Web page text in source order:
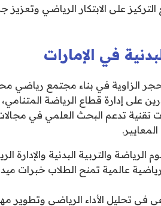
على الابتكار الرياضي وتعزيز
في الإمارات
حجر الزاوية في بناء مجتمع رياضي
إدارة قطاع الرياضة المتنامي،
تقنية تدعم البحث العلمي في
والتربية البدنية والإدارة
عالمية تمنح الطلاب خبرات
في تحليل الأداء الرياضي وتطوير